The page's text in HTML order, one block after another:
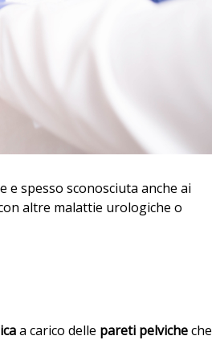
spesso sconosciuta anche ai
altre malattie urologiche o
a carico delle pareti pelvicheche